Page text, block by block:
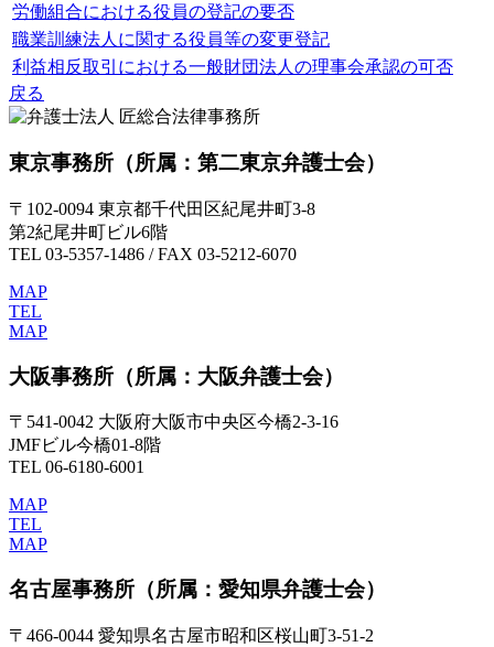
労働組合における役員の登記の要否
職業訓練法人に関する役員等の変更登記
利益相反取引における一般財団法人の理事会承認の可否
戻る
東京事務所 （所属：第二東京弁護士会）
〒102-0094 東京都千代田区紀尾井町3-8
第2紀尾井町ビル6階
TEL 03-5357-1486 / FAX 03-5212-6070
MAP
TEL
MAP
大阪事務所 （所属：大阪弁護士会）
〒541-0042 大阪府大阪市中央区今橋2-3-16
JMFビル今橋01-8階
TEL 06-6180-6001
MAP
TEL
MAP
名古屋事務所 （所属：愛知県弁護士会）
〒466-0044 愛知県名古屋市昭和区桜山町3-51-2